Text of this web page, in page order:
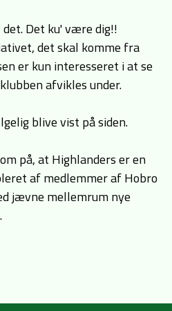
Det ku' være dig!!
det skal komme fra
er kun interesseret i at se
afvikles under.
blive vist på siden.
på, at Highlanders er en
af medlemmer af Hobro
jævne mellemrum nye